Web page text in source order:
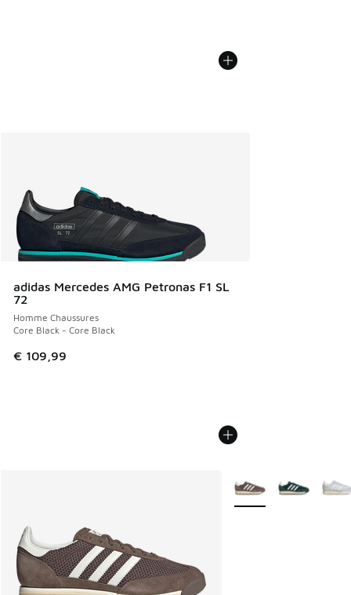
adidas Mercedes AMG Petronas F1 SL
72
Homme Chaussures
Core Black - Core Black
€ 109,99
Plus de couleurs